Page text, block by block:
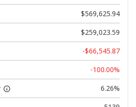
$569,625.94
$259,023.59
-$66,545.87
-100.00%
6.26%